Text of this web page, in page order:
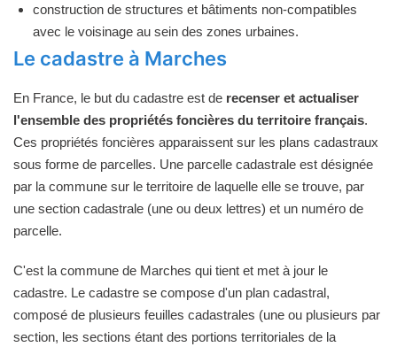
construction de structures et bâtiments non-compatibles
avec le voisinage au sein des zones urbaines.
Le cadastre à Marches
En France, le but du cadastre est de recenser et actualiser
l'ensemble des propriétés foncières du territoire français.
Ces propriétés foncières apparaissent sur les plans cadastraux
sous forme de parcelles. Une parcelle cadastrale est désignée
par la commune sur le territoire de laquelle elle se trouve, par
une section cadastrale (une ou deux lettres) et un numéro de
parcelle.
C'est la commune de Marches qui tient et met à jour le
cadastre. Le cadastre se compose d'un plan cadastral,
composé de plusieurs feuilles cadastrales (une ou plusieurs par
section, les sections étant des portions territoriales de la